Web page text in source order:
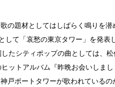
の題材としてはしばらく鳴りを潜
て「哀愁の東京タワー」を発表
たシティポップの曲としては、
ットアルバム『昨晩お会いしま
戸ポートタワーが歌われているの